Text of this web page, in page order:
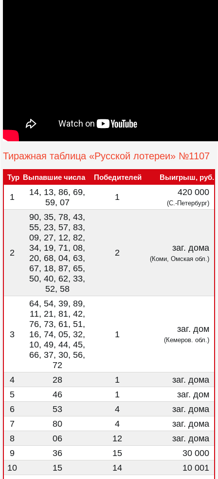
Тиражная таблица «Русской лотереи» №1107
Тур Выпавшие числа Победителей Выигрыш, руб.
1
14, 13, 86, 69,
59, 07
1 420 000
(С.-Петербург)
2
90, 35, 78, 43,
55, 23, 57, 83,
09, 27, 12, 82,
34, 19, 71, 08,
20, 68, 04, 63,
67, 18, 87, 65,
50, 40, 62, 33,
52, 58
2 заг. дома
(Коми, Омская обл.)
3
64, 54, 39, 89,
11, 21, 81, 42,
76, 73, 61, 51,
16, 74, 05, 32,
10, 49, 44, 45,
66, 37, 30, 56,
72
1
заг. дом
(Кемеров. обл.)
4 28 1
заг. дома
5
46 1
заг. дом
6
53 4
заг. дома
7
80 4
заг. дома
8
06 12
заг. дома
9
36 15
30 000
10
15 14
10 001